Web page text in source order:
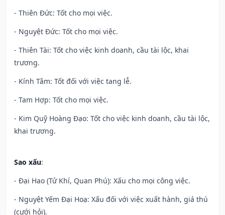
- Thiên Đức: Tốt cho mọi việc.
- Nguyệt Đức: Tốt cho mọi việc.
- Thiên Tài: Tốt cho việc kinh doanh, cầu tài lộc, khai
trương.
- Kính Tâm: Tốt đối với việc tang lễ.
- Tam Hợp: Tốt cho mọi việc.
- Kim Quỹ Hoàng Đạo: Tốt cho việc kinh doanh, cầu tài lộc,
khai trương.
Sao xấu:
- Đại Hao (Tử Khí, Quan Phú): Xấu cho mọi công việc.
- Nguyệt Yếm Đại Hoạ: Xấu đối với việc xuất hành, giá thú
(cưới hỏi).